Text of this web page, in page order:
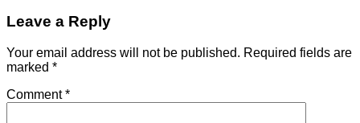
Leave a Reply
Your email address will not be published. Required fields are
marked *
Comment*